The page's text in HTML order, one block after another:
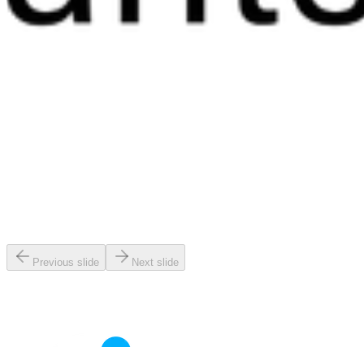
Previous slide Next slide